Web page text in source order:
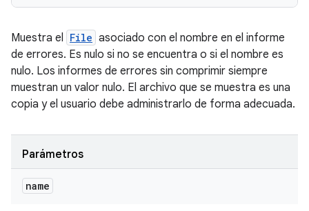
Muestra el File asociado con el nombre en el informe
de errores. Es nulo si no se encuentra o si el nombre es
nulo. Los informes de errores sin comprimir siempre
muestran un valor nulo. El archivo que se muestra es una
copia y el usuario debe administrarlo de forma adecuada.
Parámetros
name